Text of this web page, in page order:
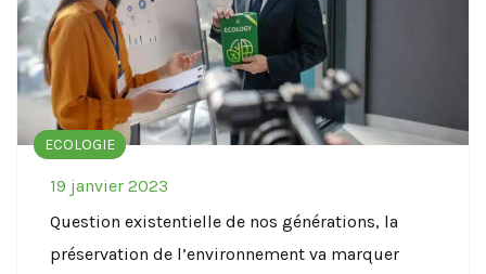
ECOLOGIE
19 janvier 2023
Question existentielle de nos générations, la
préservation de l’environnement va marquer